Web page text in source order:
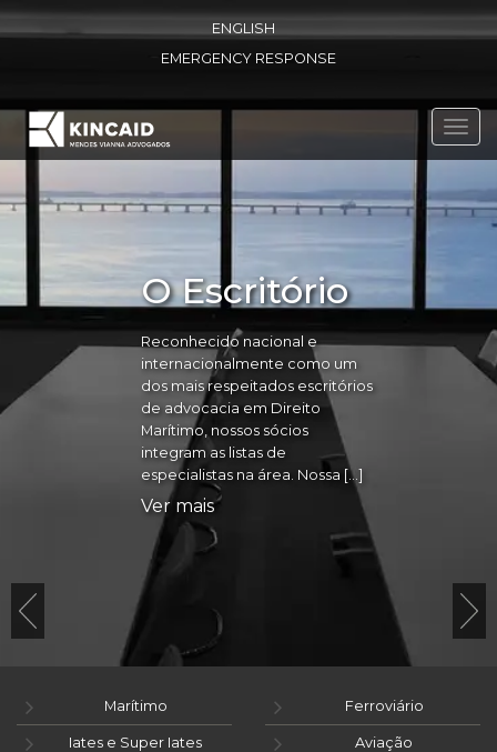
ENGLISH
EMERGENCY RESPONSE
O Escritório
Reconhecido nacional e
internacionalmente como um
dos mais respeitados escritórios
de advocacia em Direito
Marítimo, nossos sócios
integram as listas de
especialistas na área. Nossa […]
Ver mais
Marítimo
Iates e Super Iates
Ferroviário
Aviação